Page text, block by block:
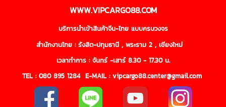
WWW.VIPCARGO88.COM
บริการนำเข้าสินค้าจีน-ไทย แบบครบวงจร
สำนักงานไทย : รังสิต-ปทุมธานี , พระราม 2 , เชียงใหม่
เวลาทำการ : จันทร์ -เสาร์ 8.30 - 17.30 น.
TEL :080 895 1284E-MAIL : vipcargo88.center@gmail.com